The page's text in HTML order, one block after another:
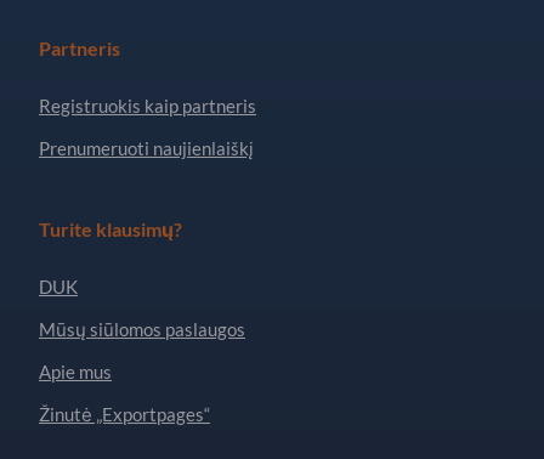
Partneris
Registruokis kaip partneris
Prenumeruoti naujienlaiškį
Turite klausimų?
DUK
Mūsų siūlomos paslaugos
Apie mus
Žinutė „Exportpages“